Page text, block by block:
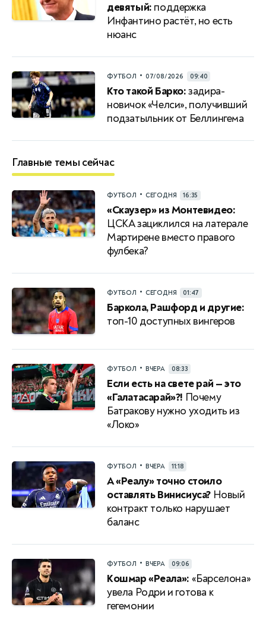
девятый: поддержка
Инфантино растёт, но есть
нюанс
ФУТБОЛ • 07/08/2026 09:40
Кто такой Барко:задира-
новичок «Челси», получивший
подзатыльник от Беллингема
Главные темы сейчас
ФУТБОЛ • СЕГОДНЯ 16:35
«Скаузер» из Монтевидео:
ЦСКА зациклился на латерале
Мартирене вместо правого
фулбека?
ФУТБОЛ • СЕГОДНЯ 01:47
Баркола, Рашфорд и другие:
топ-10 доступных вингеров
ФУТБОЛ • ВЧЕРА 08:33
Если есть на свете рай — это
«Галатасарай»?! Почему
Батракову нужно уходить из
«Локо»
ФУТБОЛ • ВЧЕРА 11:18
А «Реалу» точно стоило
оставлять Винисиуса? Новый
контракт только нарушает
баланс
ФУТБОЛ • ВЧЕРА 09:06
Кошмар «Реала»: «Барселона»
увела Родри и готова к
гегемонии